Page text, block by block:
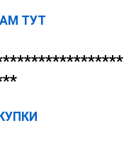
ТУТ